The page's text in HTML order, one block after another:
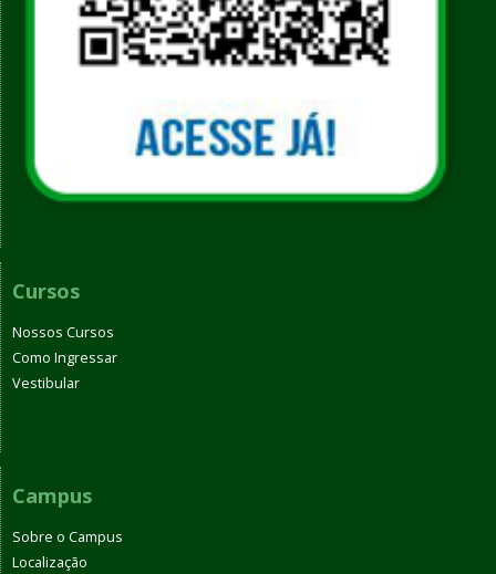
Cursos
Nossos Cursos
Como Ingressar
Vestibular
Campus
Sobre o Campus
Localização